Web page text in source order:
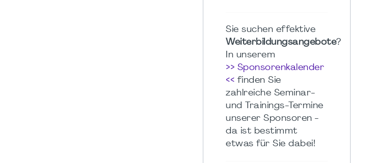
Sie suchen effektive
Weiterbildungsangebote?
In unserem
>> Sponsorenkalender
<< finden Sie
zahlreiche Seminar-
und Trainings-Termine
unserer Sponsoren -
da ist bestimmt
etwas für Sie dabei!